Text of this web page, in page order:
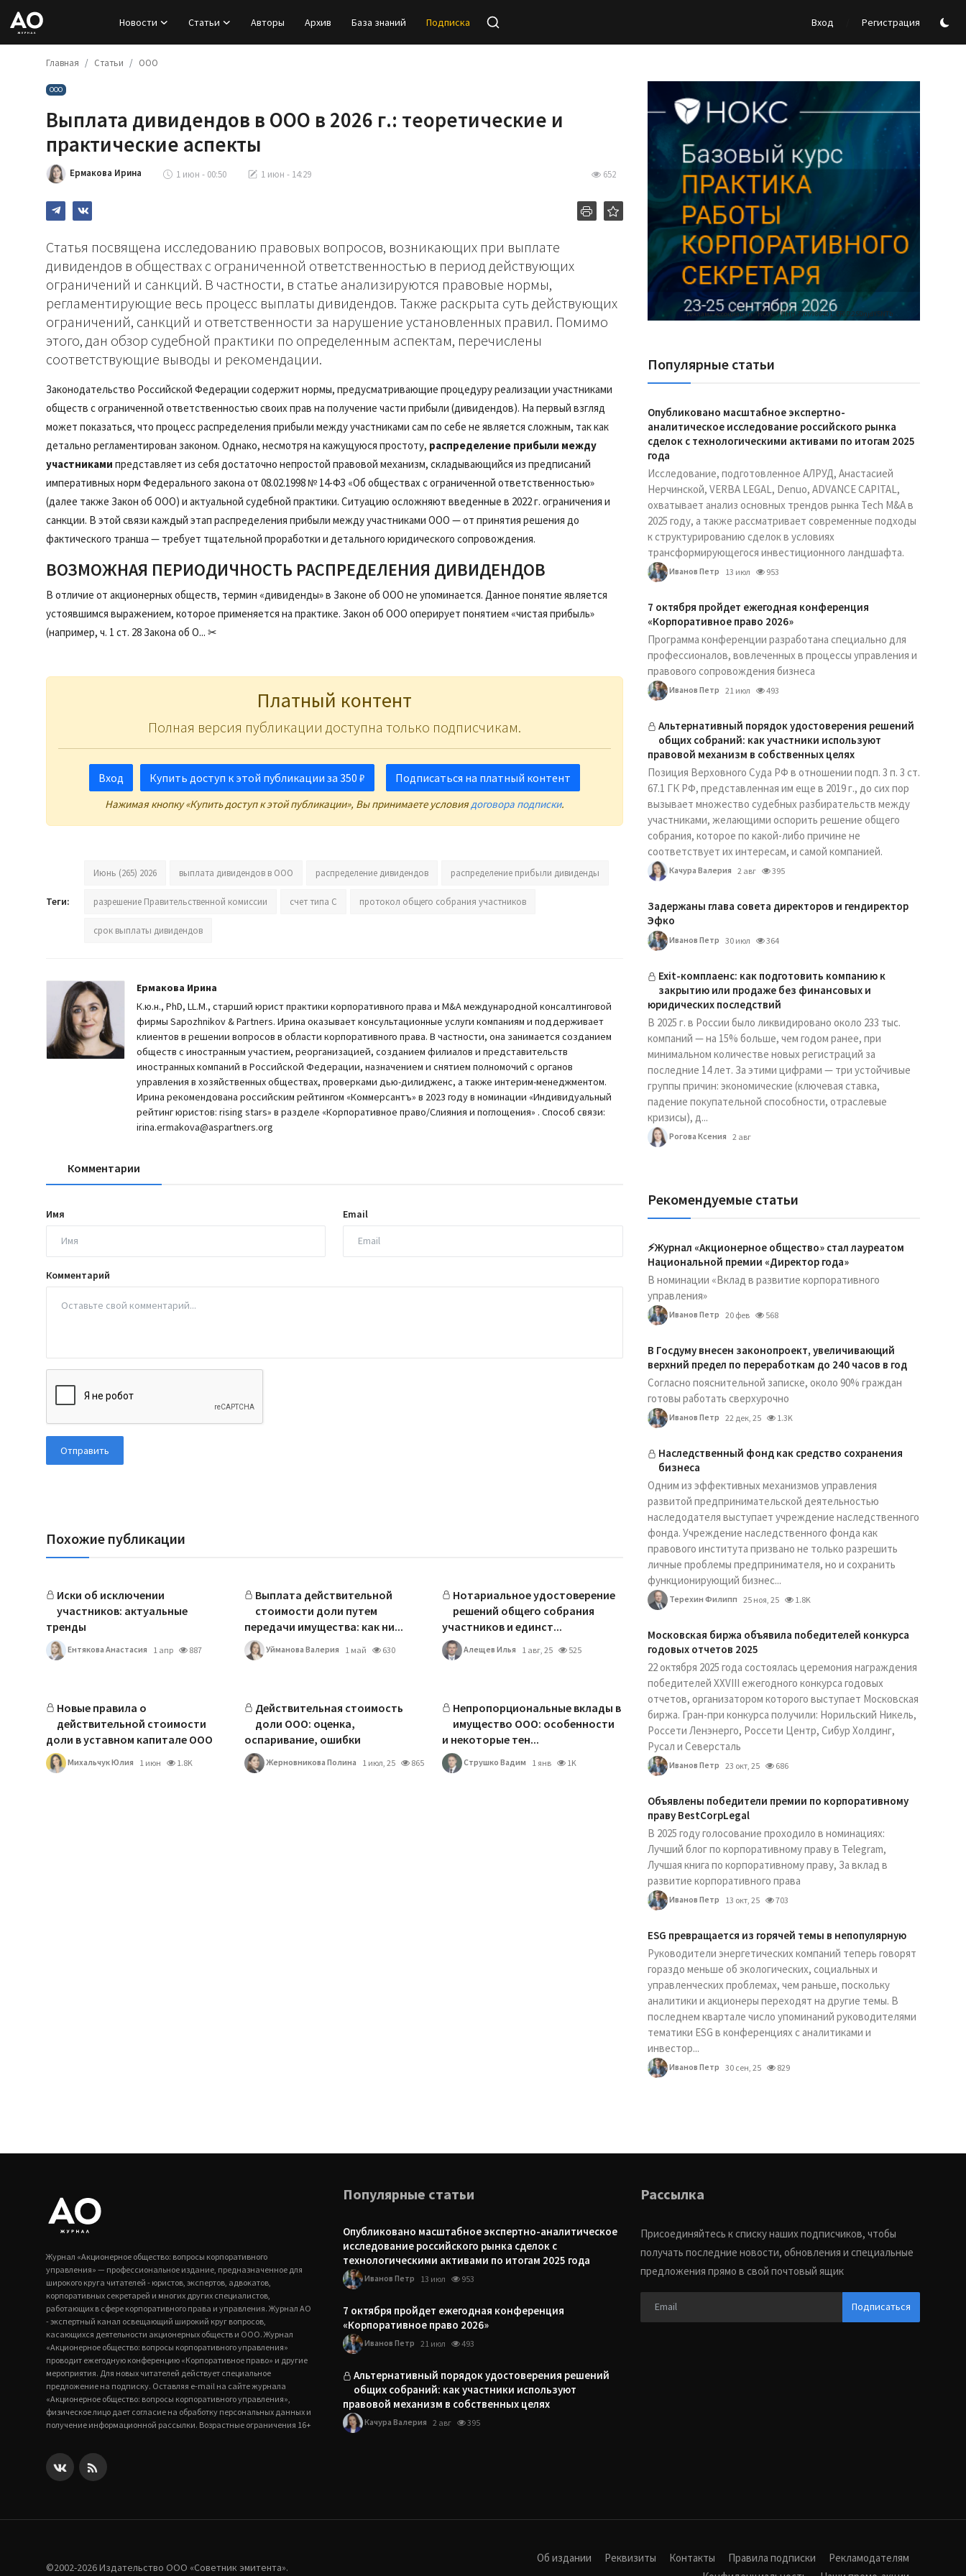
Новости Статьи Авторы Архив База знаний Подписка Вход Регистрация
Статьи
База знаний
Подписка
Главная Статьи ООО
ООО
Выплата дивидендов в ООО в 2026 г.: теоретические и
практические аспекты
Ермакова Ирина 1 июн - 00:50 1 июн - 14:29 652
Статья посвящена исследованию правовых вопросов, возникающих при выплате
дивидендов в обществах с ограниченной ответственностью в период действующих
ограничений и санкций. В частности, в статье анализируются правовые нормы,
регламентирующие весь процесс выплаты дивидендов. Также раскрыта суть действующих
ограничений, санкций и ответственности за нарушение установленных правил. Помимо
этого, дан обзор судебной практики по определенным аспектам, перечислены
соответствующие выводы и рекомендации.
Законодательство Российской Федерации содержит нормы, предусматривающие процедуру реализации участниками
обществ с ограниченной ответственностью своих прав на получение части прибыли (дивидендов). На первый взгляд
может показаться, что процесс распределения прибыли между участниками сам по себе не является сложным, так как
детально регламентирован законом. Однако, несмотря на кажущуюся простоту, распределение прибыли между
участниками представляет из себя достаточно непростой правовой механизм, складывающийся из предписаний
императивных норм Федерального закона от 08.02.1998 № 14-ФЗ «Об обществах с ограниченной ответственностью»
(далее также Закон об ООО) и актуальной судебной практики. Ситуацию осложняют введенные в 2022 г. ограничения и
санкции. В этой связи каждый этап распределения прибыли между участниками ООО — от принятия решения до
фактического транша — требует тщательной проработки и детального юридического сопровождения.
ВОЗМОЖНАЯ ПЕРИОДИЧНОСТЬ РАСПРЕДЕЛЕНИЯ ДИВИДЕНДОВ
В отличие от акционерных обществ, термин «дивиденды» в Законе об ООО не упоминается. Данное понятие является
устоявшимся выражением, которое применяется на практике. Закон об ООО оперирует понятием «чистая прибыль»
(например, ч. 1 ст. 28 Закона об О... ✂
Платный контент
Полная версия публикации доступна только подписчикам.
Вход Купить доступ к этой публикации за 350 ₽ Подписаться на платный контент
Нажимая кнопку «Купить доступ к этой публикации», Вы принимаете условиядоговора подписки.
Теги:
Июнь (265) 2026 выплата дивидендов в ООО распределение дивидендов распределение прибыли дивиденды
разрешение Правительственной комиссии счет типа С протокол общего собрания участников
срок выплаты дивидендов
Ермакова Ирина
К.ю.н., PhD, LL.M., старший юрист практики корпоративного права и M&A международной консалтинговой
фирмы Sapozhnikov & Partners. Ирина оказывает консультационные услуги компаниям и поддерживает
клиентов в решении вопросов в области корпоративного права. В частности, она занимается созданием
обществ с иностранным участием, реорганизацией, созданием филиалов и представительств
иностранных компаний в Российской Федерации, назначением и снятием полномочий с органов
управления в хозяйственных обществах, проверками дью-дилидженс, а также интерим-менеджментом.
Ирина рекомендована российским рейтингом «Коммерсантъ» в 2023 году в номинации «Индивидуальный
рейтинг юристов: rising stars» в разделе «Корпоративное право/Слияния и поглощения» . Способ связи:
irina.ermakova@aspartners.org
Комментарии
Имя Email
Комментарий
Отправить
Похожие публикации
Иски об исключении
участников: актуальные
тренды
Ентякова Анастасия 1 апр 887
Выплата действительной
стоимости доли путем
передачи имущества: как ни...
Уйманова Валерия 1 май 630
Нотариальное удостоверение
решений общего собрания
участников и единст...
Алещев Илья 1 авг, 25 525
Новые правила о
действительной стоимости
доли в уставном капитале ООО
Михальчук Юлия 1 июн 1.8K
Действительная стоимость
доли ООО: оценка,
оспаривание, ошибки
Жерновникова Полина 1 июл, 25 865
Непропорциональные вклады в
имущество ООО: особенности
и некоторые тен...
Струшко Вaдим 1 янв 1K
Реклама Ассоциации "НОКС", ИНН 7709980401, ERID:2SDnjdY5NTb
Популярные статьи
Опубликовано масштабное экспертно-
аналитическое исследование российского рынка
сделок с технологическими активами по итогам 2025
года
Исследование, подготовленное АЛРУД, Анастасией
Нерчинской, VERBA LEGAL, Denuo, ADVANCE CAPITAL,
охватывает анализ основных трендов рынка Tech M&A в
2025 году, а также рассматривает современные подходы
к структурированию сделок в условиях
трансформирующегося инвестиционного ландшафта.
Иванов Петр 13 июл 953
7 октября пройдет ежегодная конференция
«Корпоративное право 2026»
Программа конференции разработана специально для
профессионалов, вовлеченных в процессы управления и
правового сопровождения бизнеса
Иванов Петр 21 июл 493
Альтернативный порядок удостоверения решений
общих собраний: как участники используют
правовой механизм в собственных целях
Позиция Верховного Суда РФ в отношении подп. 3 п. 3 ст.
67.1 ГК РФ, представленная им еще в 2019 г., до сих пор
вызывает множество судебных разбирательств между
участниками, желающими оспорить решение общего
собрания, которое по какой-либо причине не
соответствует их интересам, и самой компанией.
Качура Валерия 2 авг 395
Задержаны глава совета директоров и гендиректор
Эфко
Иванов Петр 30 июл 364
Exit-комплаенс: как подготовить компанию к
закрытию или продаже без финансовых и
юридических последствий
В 2025 г. в России было ликвидировано около 233 тыс.
компаний — на 15% больше, чем годом ранее, при
минимальном количестве новых регистраций за
последние 14 лет. За этими цифрами — три устойчивые
группы причин: экономические (ключевая ставка,
падение покупательной способности, отраслевые
кризисы), д...
Рогова Ксения 2 авг
Рекомендуемые статьи
⚡️Журнал «Акционерное общество» стал лауреатом
Национальной премии «Директор года»
В номинации «Вклад в развитие корпоративного
управления»
Иванов Петр 20 фев 568
В Госдуму внесен законопроект, увеличивающий
верхний предел по переработкам до 240 часов в год
Согласно пояснительной записке, около 90% граждан
готовы работать сверхурочно
Иванов Петр 22 дек, 25 1.3K
Наследственный фонд как средство сохранения
бизнеса
Одним из эффективных механизмов управления
развитой предпринимательской деятельностью
наследодателя выступает учреждение наследственного
фонда. Учреждение наследственного фонда как
правового института призвано не только разрешить
личные проблемы предпринимателя, но и сохранить
функционирующий бизнес...
Терехин Филипп 25 ноя, 25 1.8K
Московская биржа объявила победителей конкурса
годовых отчетов 2025
22 октября 2025 года состоялась церемония награждения
победителей XXVIII ежегодного конкурса годовых
отчетов, организатором которого выступает Московская
биржа. Гран-при конкурса получили: Норильский Никель,
Россети Ленэнерго, Россети Центр, Сибур Холдинг,
Русал и Северсталь
Иванов Петр 23 окт, 25 686
Объявлены победители премии по корпоративному
праву BestCorpLegal
В 2025 году голосование проходило в номинациях:
Лучший блог по корпоративному праву в Telegram,
Лучшая книга по корпоративному праву, За вклад в
развитие корпоративного права
Иванов Петр 13 окт, 25 703
ESG превращается из горячей темы в непопулярную
Руководители энергетических компаний теперь говорят
гораздо меньше об экологических, социальных и
управленческих проблемах, чем раньше, поскольку
аналитики и акционеры переходят на другие темы. В
последнем квартале число упоминаний руководителями
тематики ESG в конференциях с аналитиками и
инвестор...
Иванов Петр 30 сен, 25 829
Журнал «Акционерное общество: вопросы корпоративного
управления» — профессиональное издание, предназначенное для
широкого круга читателей - юристов, экспертов, адвокатов,
корпоративных секретарей и многих других специалистов,
работающих в сфере корпоративного права и управления. Журнал АО
- экспертный канал освещающий широкий круг вопросов,
касающихся деятельности акционерных обществ и ООО. Журнал
«Акционерное общество: вопросы корпоративного управления»
проводит ежегодную конференцию «Корпоративное право» и другие
мероприятия. Для новых читателей действует специальное
предложение на подписку. Оставляя e-mail на сайте журнала
«Акционерное общество: вопросы корпоративного управления»,
физическое лицо дает согласие на обработку персональных данных и
получение информационной рассылки. Возрастные ограничения 16+
Популярные статьи
Опубликовано масштабное экспертно-аналитическое
исследование российского рынка сделок с
технологическими активами по итогам 2025 года
Иванов Петр 13 июл 953
7 октября пройдет ежегодная конференция
«Корпоративное право 2026»
Иванов Петр 21 июл 493
Альтернативный порядок удостоверения решений
общих собраний: как участники используют
правовой механизм в собственных целях
Качура Валерия 2 авг 395
Рассылка
Присоединяйтесь к списку наших подписчиков, чтобы
получать последние новости, обновления и специальные
предложения прямо в свой почтовый ящик
Подписаться
©2002-2026 Издательство ООО «‎Советник эмитента».
Об издании Реквизиты Контакты Правила подписки
Рекламодателям